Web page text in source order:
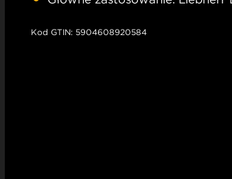
Kod GTIN: 5904608920584